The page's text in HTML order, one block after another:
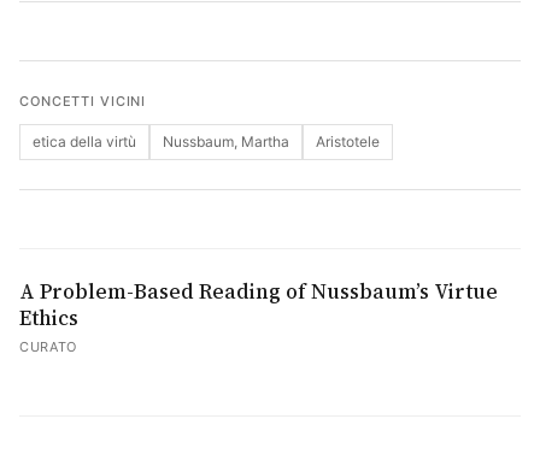
CONCETTI VICINI
etica della virtù Nussbaum, Martha Aristotele
A Problem-Based Reading of Nussbaum’s Virtue
Ethics
CURATO